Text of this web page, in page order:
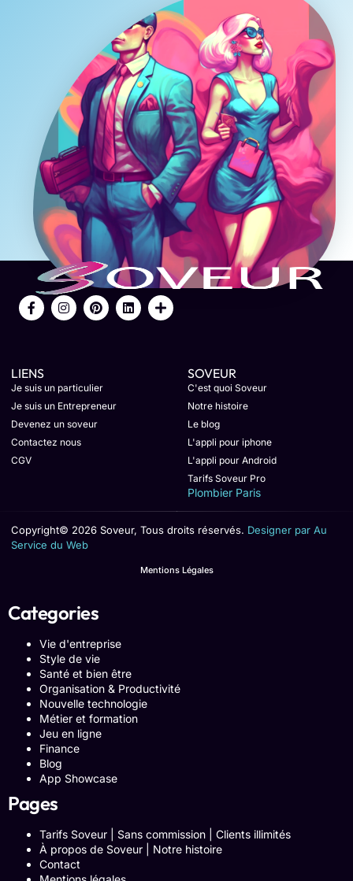
LIENS
Je suis un particulier
Je suis un Entrepreneur
Devenez un soveur
Contactez nous
CGV
SOVEUR
C'est quoi Soveur
Notre histoire
Le blog
L'appli pour iphone
L'appli pour Android
Tarifs Soveur Pro
Plombier Paris
Copyright© 2026 Soveur, Tous droits réservés. Designer par Au
Service du Web
Mentions Légales
Categories
Vie d'entreprise
Style de vie
Santé et bien être
Organisation & Productivité
Nouvelle technologie
Métier et formation
Jeu en ligne
Finance
Blog
App Showcase
Pages
Tarifs Soveur | Sans commission | Clients illimités
À propos de Soveur | Notre histoire
Contact